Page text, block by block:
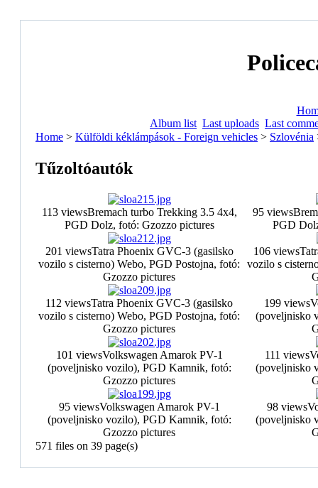
Album list Last uploads Last
Home > Külföldi kéklámpások - Foreign vehicles > Szlovénia
Tűzoltóautók
113 viewsBremach turbo Trekking 3.5 4x4,
PGD Dolz, fotó: Gzozzo pictures
95 views
PGD
201 viewsTatra Phoenix GVC-3 (gasilsko
vozilo s cisterno) Webo, PGD Postojna, fotó:
Gzozzo pictures
106 views
vozilo s
112 viewsTatra Phoenix GVC-3 (gasilsko
vozilo s cisterno) Webo, PGD Postojna, fotó:
Gzozzo pictures
199 views
(poveljnisko
101 viewsVolkswagen Amarok PV-1
(poveljnisko vozilo), PGD Kamnik, fotó:
Gzozzo pictures
111 views
(poveljnisko
95 viewsVolkswagen Amarok PV-1
(poveljnisko vozilo), PGD Kamnik, fotó:
Gzozzo pictures
98 views
(poveljnisko
571 files on 39 page(s)